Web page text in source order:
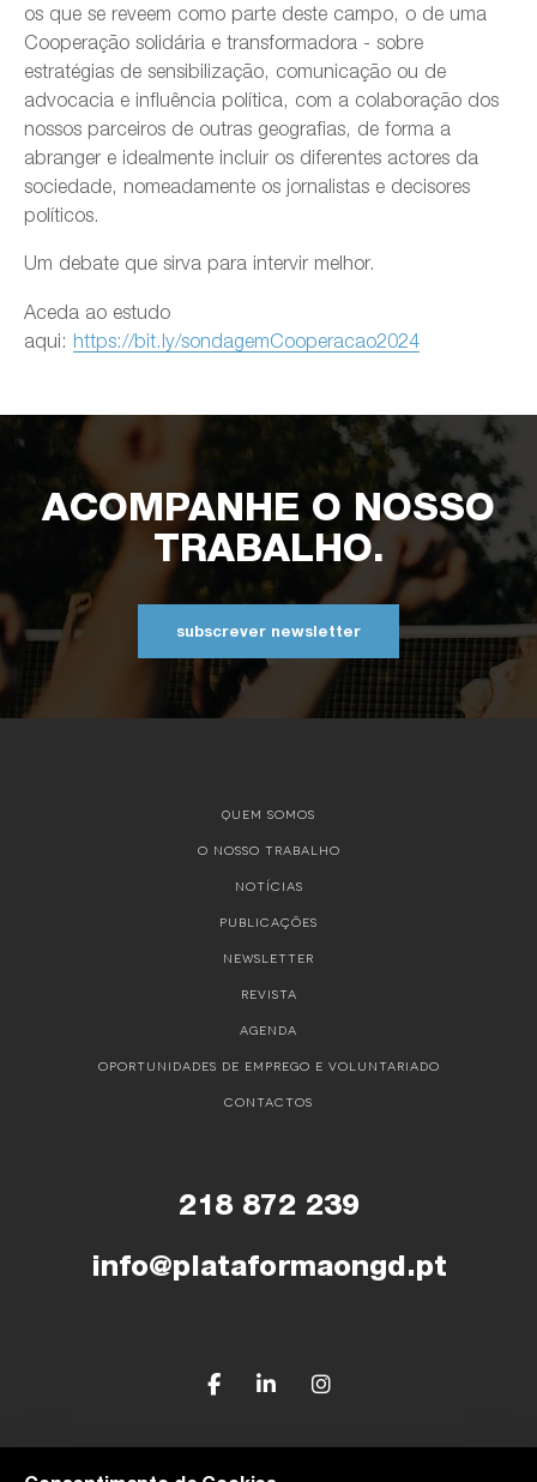
os que se reveem como parte deste campo, o de uma
Cooperação solidária e transformadora - sobre
estratégias de sensibilização, comunicação ou de
advocacia e influência política, com a colaboração dos
nossos parceiros de outras geografias, de forma a
abranger e idealmente incluir os diferentes actores da
sociedade, nomeadamente os jornalistas e decisores
políticos.
Um debate que sirva para intervir melhor.
Aceda ao estudo
aqui: https://bit.ly/sondagemCooperacao2024
ACOMPANHE O NOSSO
TRABALHO.
subscrever newsletter
QUEM SOMOS
O NOSSO TRABALHO
NOTÍCIAS
PUBLICAÇÕES
NEWSLETTER
REVISTA
AGENDA
OPORTUNIDADES DE EMPREGO E VOLUNTARIADO
CONTACTOS
218 872 239
info@plataformaongd.pt